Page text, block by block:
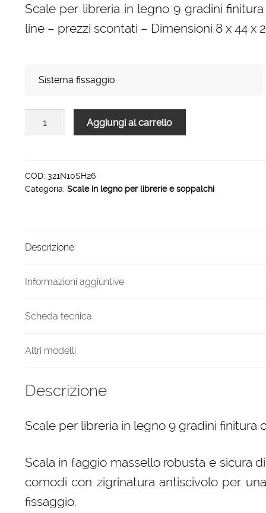
prezzo:
da
Scale per libreria in legno 9 gradini
line – prezzi scontati – Dimensioni 8 x 44 x
Sistema fissaggio
legno
9
laccato
chiaro
Aggiungi al carrello
COD: 321N10SH26
Categoria: Scale in legno per librerie e soppalchi
Descrizione
Informazioni aggiuntive
Scheda tecnica
Altri modelli
Descrizione
Scale per libreria in legno 9 gradini finitura
Scala in faggio massello robusta e sicura
comodi con zigrinatura antiscivolo per
fissaggio.